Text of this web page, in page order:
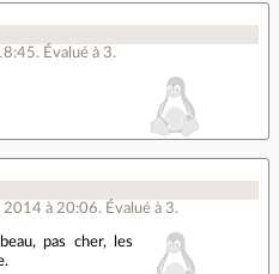
. Évalué à 3.
2014 à 20:06. Évalué à 3.
pas cher, les